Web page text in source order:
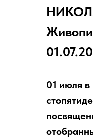
01 июля